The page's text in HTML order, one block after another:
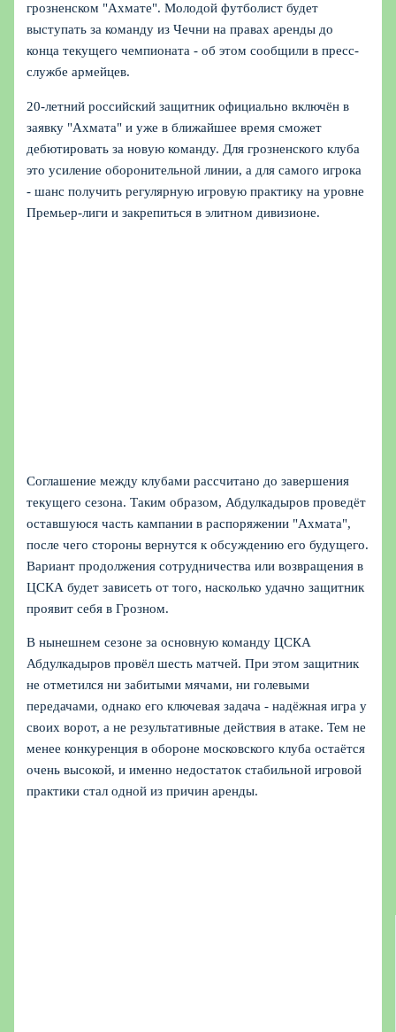
грозненском "Ахмате". Молодой футболист будет
выступать за команду из Чечни на правах аренды до
конца текущего чемпионата - об этом сообщили в пресс-
службе армейцев.
20‑летний российский защитник официально включён в
заявку "Ахмата" и уже в ближайшее время сможет
дебютировать за новую команду. Для грозненского клуба
это усиление оборонительной линии, а для самого игрока
- шанс получить регулярную игровую практику на уровне
Премьер-лиги и закрепиться в элитном дивизионе.
Соглашение между клубами рассчитано до завершения
текущего сезона. Таким образом, Абдулкадыров проведёт
оставшуюся часть кампании в распоряжении "Ахмата",
после чего стороны вернутся к обсуждению его будущего.
Вариант продолжения сотрудничества или возвращения в
ЦСКА будет зависеть от того, насколько удачно защитник
проявит себя в Грозном.
В нынешнем сезоне за основную команду ЦСКА
Абдулкадыров провёл шесть матчей. При этом защитник
не отметился ни забитыми мячами, ни голевыми
передачами, однако его ключевая задача - надёжная игра у
своих ворот, а не результативные действия в атаке. Тем не
менее конкуренция в обороне московского клуба остаётся
очень высокой, и именно недостаток стабильной игровой
практики стал одной из причин аренды.